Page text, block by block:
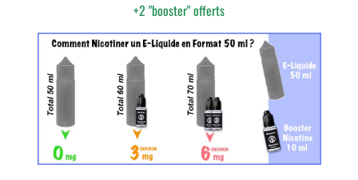
+2 "booster" offerts